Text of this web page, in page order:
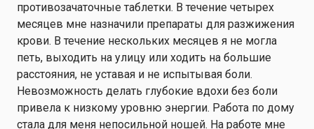
противозачаточные таблетки. В течение четырех
месяцев мне назначили препараты для разжижения
крови. В течение нескольких месяцев я не могла
петь, выходить на улицу или ходить на большие
расстояния, не уставая и не испытывая боли.
Невозможность делать глубокие вдохи без боли
привела к низкому уровню энергии. Работа по дому
стала для меня непосильной ношей. На работе мне